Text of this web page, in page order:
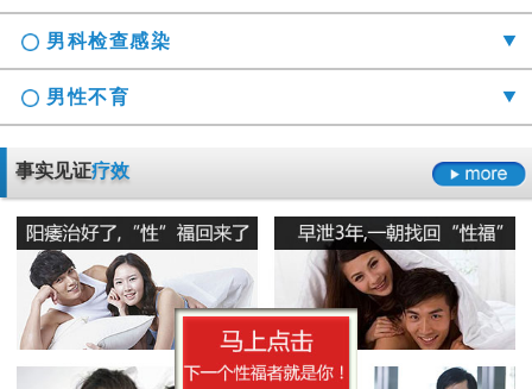
勃起时间短硬度不够怎么办
男性阳痿会有哪些危害
早泄要严于律己
阳痿 早泄 不射精 勃起障碍
男科检查囊肿症状是什么
正确认识男科检查莫“误解”它
男科检查增生会影响性生活吗
男性男科检查灼痛是怎么回事
男科检查感染
龟头的异味什么导致的
男人睾丸胀痛的原因是什么
精囊炎有哪些危害呢
男性不育
无精症的预防措施要怎么做呢
精子畸形率高的主要原因
事实见证疗效